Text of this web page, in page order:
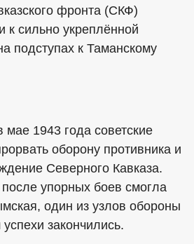
фронта (СКФ)
сильно укреплённой
подступах к Таманскому
мае 1943 года советские
оборону противника и
Северного Кавказа.
упорных боев смогла
один из узлов обороны
закончились.